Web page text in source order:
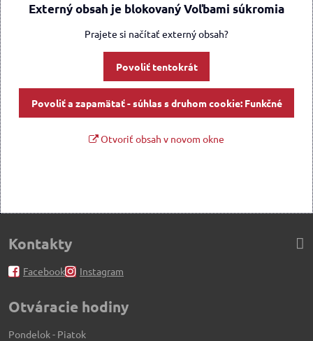
Externý obsah je blokovaný Voľbami súkromia
Prajete si načítať externý obsah?
Povoliť tentokrát
Povoliť a zapamätať - súhlas s druhom cookie: Funkčné
Otvoriť obsah v novom okne
Kontakty
Facebook Instagram
Otváracie hodiny
Pondelok - Piatok